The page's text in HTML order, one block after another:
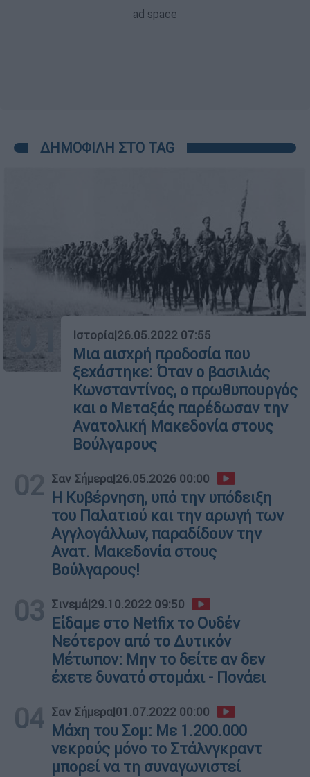
ΔΗΜΟΦΙΛΗ ΣΤΟ TAG
01 Ιστορία|26.05.2022 07:55
Μια αισχρή προδοσία που
ξεχάστηκε: Όταν ο βασιλιάς
Κωνσταντίνος, ο πρωθυπουργός
και ο Μεταξάς παρέδωσαν την
Ανατολική Μακεδονία στους
Βούλγαρους
02 Σαν Σήμερα|26.05.2026 00:00
Η Κυβέρνηση, υπό την υπόδειξη
του Παλατιού και την αρωγή των
Αγγλογάλλων, παραδίδουν την
Ανατ. Μακεδονία στους
Βούλγαρους!
03 Σινεμά|29.10.2022 09:50
Είδαμε στο Netfix το Ουδέν
Νεότερον από το Δυτικόν
Μέτωπον: Μην το δείτε αν δεν
έχετε δυνατό στομάχι - Πονάει
04 Σαν Σήμερα|01.07.2022 00:00
Μάχη του Σομ: Με 1.200.000
νεκρούς μόνο το Στάλνγκραντ
μπορεί να τη συναγωνιστεί